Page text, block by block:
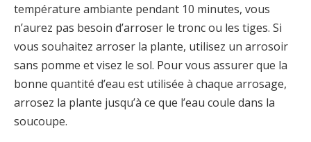
température ambiante pendant 10 minutes, vous
n’aurez pas besoin d’arroser le tronc ou les tiges. Si
vous souhaitez arroser la plante, utilisez un arrosoir
sans pomme et visez le sol. Pour vous assurer que la
bonne quantité d’eau est utilisée à chaque arrosage,
arrosez la plante jusqu’à ce que l’eau coule dans la
soucoupe.